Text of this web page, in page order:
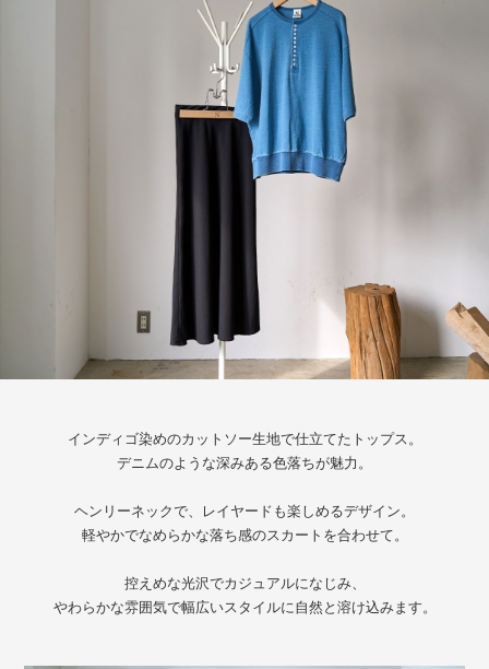
インディゴ染めのカットソー生地で仕立てたトップス。
デニムのような深みある色落ちが魅力。
ヘンリーネックで、レイヤードも楽しめるデザイン。
軽やかでなめらかな落ち感のスカートを合わせて。
控えめな光沢でカジュアルになじみ、
やわらかな雰囲気で幅広いスタイルに自然と溶け込みます。